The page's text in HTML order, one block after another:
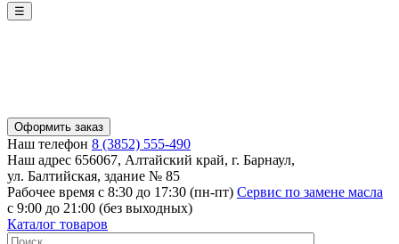
☰
Оформить заказ
Наш телефон 8 (3852) 555-490
Наш адрес 656067, Алтайский край, г. Барнаул,
ул. Балтийская, здание № 85
Рабочее время с 8:30 до 17:30 (пн-пт) Сервис по замене масла
с 9:00 до 21:00 (без выходных)
Каталог товаров